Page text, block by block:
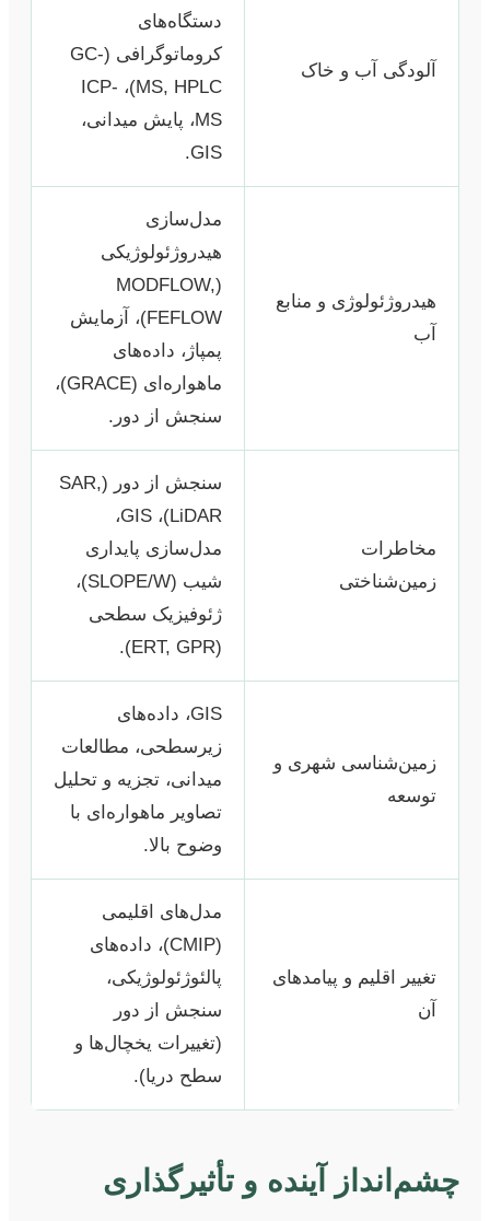
آلودگی آب و خاک
دستگاه‌های
کروماتوگرافی (GC-
MS, HPLC)، ICP-
MS، پایش میدانی،
GIS.
هیدروژئولوژی و منابع
آب
مدل‌سازی
هیدروژئولوژیکی
(MODFLOW,
FEFLOW)، آزمایش
پمپاژ، داده‌های
ماهواره‌ای (GRACE)،
سنجش از دور.
مخاطرات
زمین‌شناختی
سنجش از دور (SAR,
LiDAR)، GIS،
مدل‌سازی پایداری
شیب (SLOPE/W)،
ژئوفیزیک سطحی
(ERT, GPR).
زمین‌شناسی شهری و
توسعه
GIS، داده‌های
زیرسطحی، مطالعات
میدانی، تجزیه و تحلیل
تصاویر ماهواره‌ای با
وضوح بالا.
تغییر اقلیم و پیامدهای
آن
مدل‌های اقلیمی
(CMIP)، داده‌های
پالئوژئولوژیکی،
سنجش از دور
(تغییرات یخچال‌ها و
سطح دریا).
چشم‌انداز آینده و تأثیرگذاری